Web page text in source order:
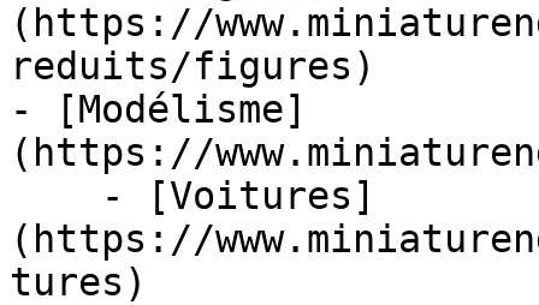
(https://
reduits/figures)
- [Modélisme]
(https://
(https://
tures)